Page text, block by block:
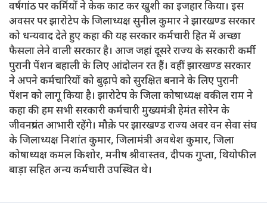
वर्षगांठ पर कर्मियों ने केक काट कर खुशी का इजहार किया। इस
अवसर पर झारोटेप के जिलाध्यक्ष सुनील कुमार ने झारखण्ड सरकार
को धन्यवाद देते हुए कहा की यह सरकार कर्मचारी हित में अच्छा
फैसला लेने वाली सरकार है। आज जहां दूसरे राज्य के सरकारी कर्मी
पुरानी पेंशन बहाली के लिए आंदोलन रत हैं। वहीं झारखण्ड सरकार
ने अपने कर्मचारियों को बुढ़ापे को सुरक्षित बनाने के लिए पुरानी
पेंशन को लागू किया है। झारोटेप के जिला कोषाध्यक्ष वकील राम ने
कहा की हम सभी सरकारी कर्मचारी मुख्यमंत्री हेमंत सोरेन के
जीवनप्रयंत आभारी रहेंगे। मौक़े पर झारखण्ड राज्य अवर वन सेवा संघ
के जिलाध्यक्ष निशांत कुमार, जिलामंत्री अवधेश कुमार, जिला
कोषाध्यक्ष कमल किशोर, मनीष श्रीवास्तव, दीपक गुप्ता, थियोफील
बाड़ा सहित अन्य कर्मचारी उपस्थित थे।